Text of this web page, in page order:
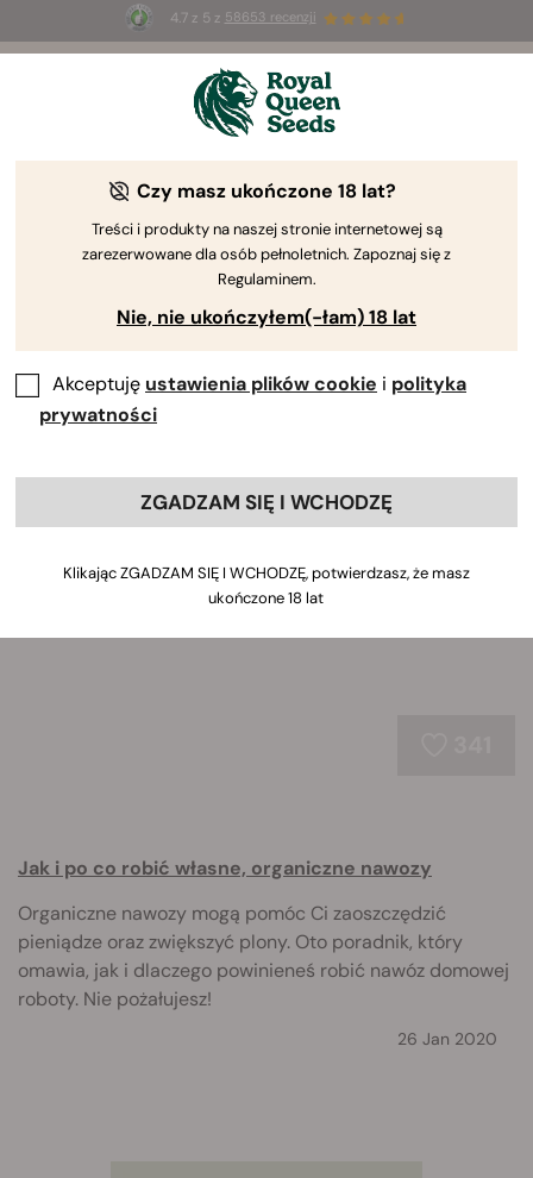
4.7 z 5 z 58653 recenzji
Summer Sales: do 50% zniżki
na wybrane produkty ⏤
The RQS Blog
Nauka o konopiach i zdrowie
Organiczne składniki odżywcze konopi, dodatki do gleby i
metody zwalczania szkodników służą ochronie szerszego
marihuany. Niezależnie od tego, czy potrzebujesz porady
na temat tego, co kupić, czy też jak przygotować własne
organiczne rozwiązania w domu, nasze przewodniki ci to
umożliwią.
Jak i po co robić własne, organiczne nawozy
Organiczne nawozy mogą pomóc Ci zaoszczędzić
pieniądze oraz zwiększyć plony. Oto poradnik, który
omawia, jak i dlaczego powinieneś robić nawóz domowej
roboty. Nie pożałujesz!
26 Jan 2020
Czy masz ukończone 18 lat?
Treści i produkty na naszej stronie internetowej są
zarezerwowane dla osób pełnoletnich. Zapoznaj się z
Regulaminem.
Nie, nie ukończyłem(-łam) 18 lat
Akceptuję ustawienia plików cookie i polityka
prywatności
ZGADZAM SIĘ I WCHODZĘ
Klikając ZGADZAM SIĘ I WCHODZĘ, potwierdzasz, że masz
ukończone 18 lat